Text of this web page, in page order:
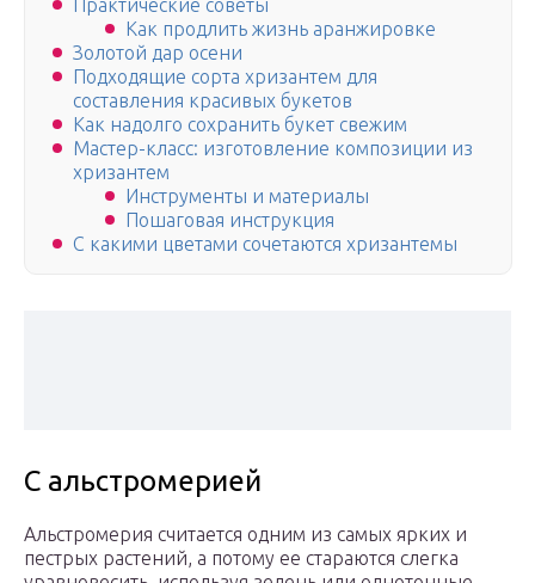
Практические советы
Как продлить жизнь аранжировке
Золотой дар осени
Подходящие сорта хризантем для
составления красивых букетов
Как надолго сохранить букет свежим
Мастер-класс: изготовление композиции из
хризантем
Инструменты и материалы
Пошаговая инструкция
С какими цветами сочетаются хризантемы
С альстромерией
Альстромерия считается одним из самых ярких и
пестрых растений, а потому ее стараются слегка